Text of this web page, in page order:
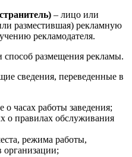
– лицо или
разместившая) рекламную
рекламодателя.
способ размещения рекламы.
сведения, переведенные в
часах работы заведения;
о правилах обслуживания
режима работы,
организации;